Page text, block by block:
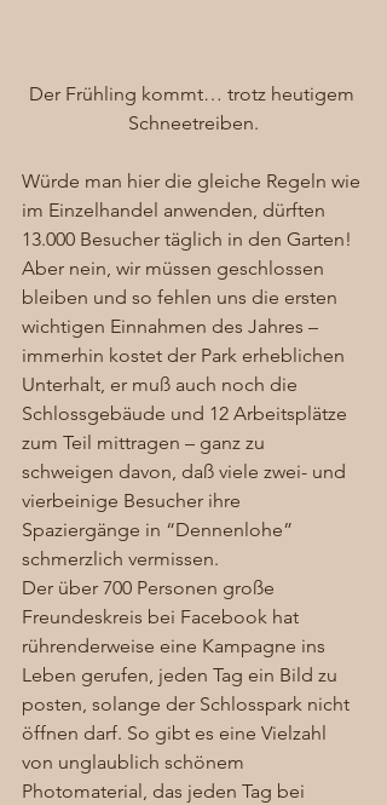
Der Frühling kommt… trotz heutigem
Schneetreiben.
Würde man hier die gleiche Regeln wie
im Einzelhandel anwenden, dürften
13.000 Besucher täglich in den Garten!
Aber nein, wir müssen geschlossen
bleiben und so fehlen uns die ersten
wichtigen Einnahmen des Jahres –
immerhin kostet der Park erheblichen
Unterhalt, er muß auch noch die
Schlossgebäude und 12 Arbeitsplätze
zum Teil mittragen – ganz zu
schweigen davon, daß viele zwei- und
vierbeinige Besucher ihre
Spaziergänge in “Dennenlohe”
schmerzlich vermissen.
Der über 700 Personen große
Freundeskreis bei Facebook hat
rührenderweise eine Kampagne ins
Leben gerufen, jeden Tag ein Bild zu
posten, solange der Schlosspark nicht
öffnen darf. So gibt es eine Vielzahl
von unglaublich schönem
Photomaterial, das jeden Tag bei